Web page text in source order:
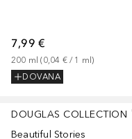
7,99 €
200 ml (0,04 € / 1 ml)
DOVANA
DOUGLAS COLLECTION
Beautiful Stories